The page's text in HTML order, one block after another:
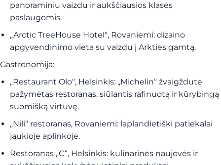
panoraminiu vaizdu ir aukščiausios klasės
paslaugomis.
„Arctic TreeHouse Hotel“, Rovaniemi: dizaino
apgyvendinimo vieta su vaizdu į Arkties gamtą.
Gastronomija:
„Restaurant Olo“, Helsinkis: „Michelin“ žvaigždute
pažymėtas restoranas, siūlantis rafinuotą ir kūrybingą
suomišką virtuvę.
„Nili“ restoranas, Rovaniemi: laplandietiški patiekalai
jaukioje aplinkoje.
Restoranas „C“, Helsinkis: kulinarinės naujovės ir